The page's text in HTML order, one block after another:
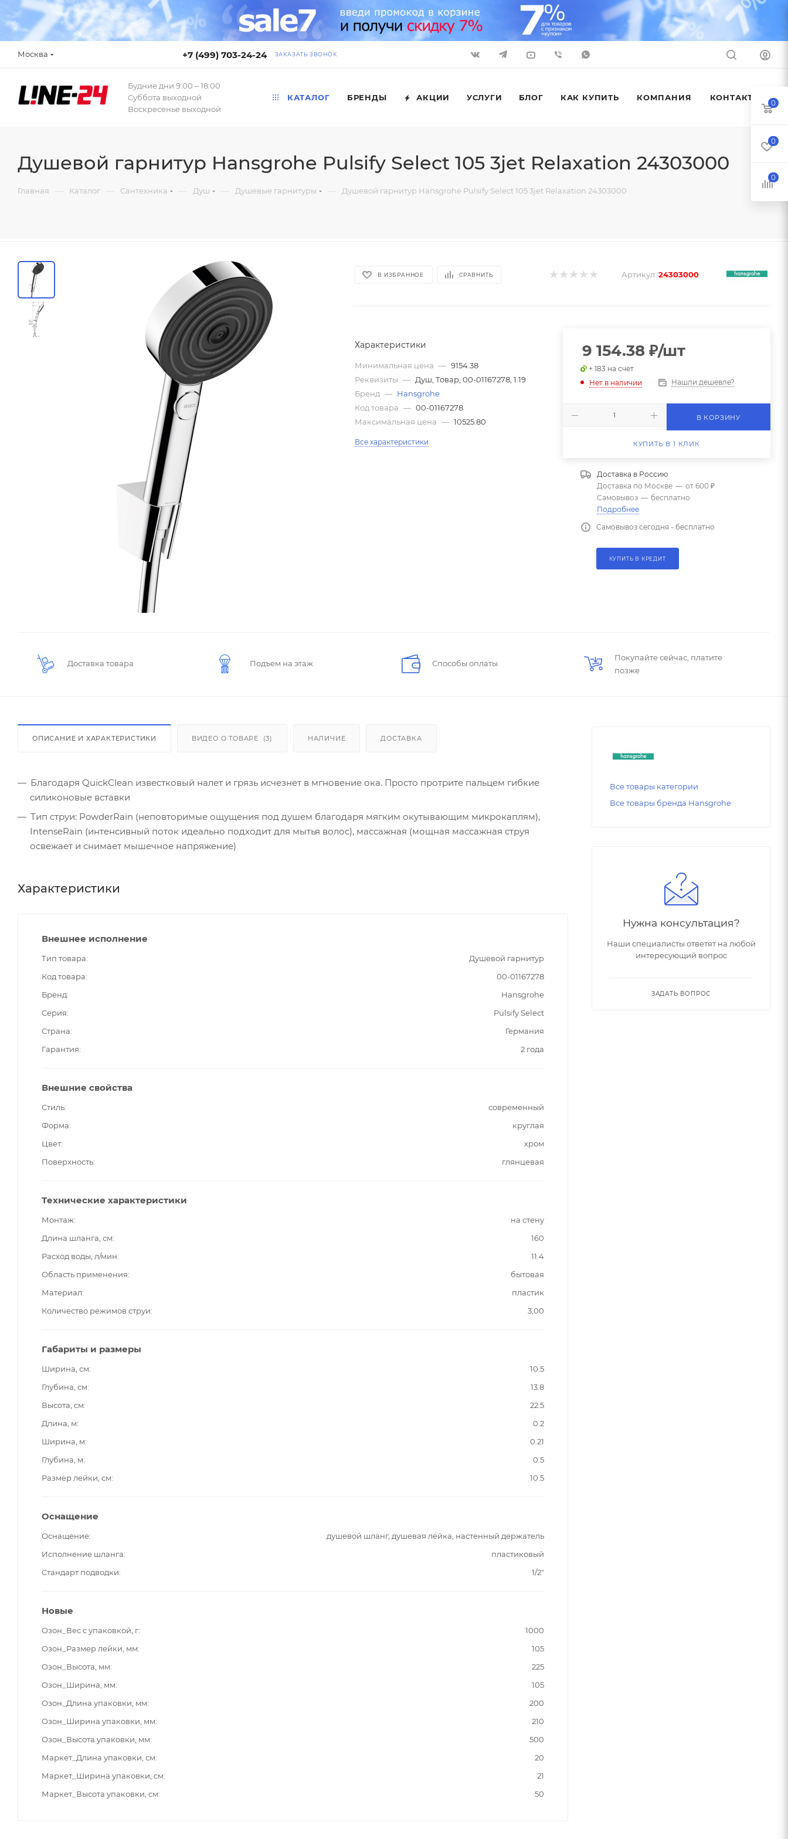
Москва +7 (499) 703-24-24 ЗАКАЗАТЬ ЗВОНОК
Будние дни 9:00 – 18:00
Суббота выходной
Воскресенье выходной
КАТАЛОГ БРЕНДЫ АКЦИИ УСЛУГИ БЛОГ КАК КУПИТЬ КОМПАНИЯ КОНТАКТЫ
Душевой гарнитур Hansgrohe Pulsify Select 105 3jet Relaxation 24303000
Главная — Каталог — Сантехника — Душ — Душевые гарнитуры — Душевой гарнитур Hansgrohe Pulsify Select 105 3jet Relaxation 24303000
В ИЗБРАННОЕ СРАВНИТЬ Артикул: 24303000
Характеристики
Минимальная цена — 9154.38
Реквизиты — Душ, Товар, 00-01167278, 1.19
Бренд — Hansgrohe
Код товара — 00-01167278
Максимальная цена — 10525.80
Все характеристики
9 154.38₽/шт
+ 183 на счет
Нет в наличии
Нашли дешевле?
В КОРЗИНУ
КУПИТЬ В 1 КЛИК
Доставка в Россию
Доставка по Москве — от 600 ₽
Самовывоз — бесплатно
Подробнее
Самовывоз сегодня - бесплатно
КУПИТЬ В КРЕДИТ
Доставка товара Подъем на этаж Способы оплаты
Покупайте сейчас, платите
позже
ОПИСАНИЕ И ХАРАКТЕРИСТИКИ ВИДЕО О ТОВАРЕ (3) НАЛИЧИЕ ДОСТАВКА
Благодаря QuickClean известковый налет и грязь исчезнет в мгновение ока. Просто протрите пальцем гибкие
силиконовые вставки
Тип струи: PowderRain (неповторимые ощущения под душем благодаря мягким окутывающим микрокаплям),
IntenseRain (интенсивный поток идеально подходит для мытья волос), массажная (мощная массажная струя
освежает и снимает мышечное напряжение)
Характеристики
Внешнее исполнение
Тип товара
Душевой гарнитур
Код товара
00-01167278
Бренд
Hansgrohe
Серия
Pulsify Select
Страна
Германия
Гарантия
2 года
Внешние свойства
Стиль
современный
Форма
круглая
Цвет
хром
Поверхность
глянцевая
Технические характеристики
Монтаж
на стену
Длина шланга, см
160
Расход воды, л/мин
11.4
Область применения
бытовая
Материал
пластик
Количество режимов струи
3,00
Габариты и размеры
Ширина, см
10.5
Глубина, см
13.8
Высота, см
22.5
Длина, м
0.2
Ширина, м
0.21
Глубина, м
0.5
Размер лейки, см
10.5
Оснащение
Оснащение
душевой шланг, душевая лейка, настенный держатель
Исполнение шланга
пластиковый
Стандарт подводки
1/2"
Новые
Озон_Вес с упаковкой, г
1000
Озон_Размер лейки, мм
105
Озон_Высота, мм
225
Озон_Ширина, мм
105
Озон_Длина упаковки, мм
200
Озон_Ширина упаковки, мм
210
Озон_Высота упаковки, мм
500
Маркет_Длина упаковки, см
20
Маркет_Ширина упаковки, см
21
Маркет_Высота упаковки, см
50
Все товары категории
Все товары бренда Hansgrohe
Нужна консультация?
Наши специалисты ответят на любой
интересующий вопрос
ЗАДАТЬ ВОПРОС
0
0
0